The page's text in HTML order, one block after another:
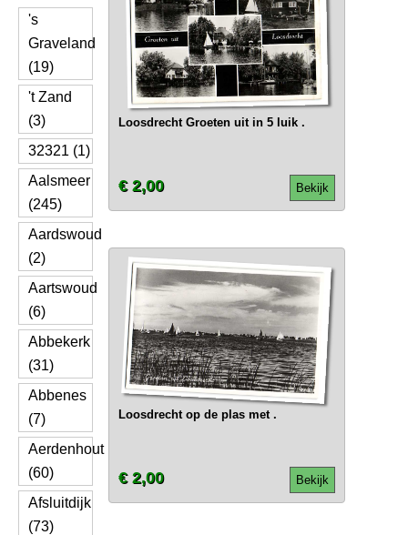
's
Graveland
(19)
't Zand
(3)
32321 (1)
Aalsmeer
(245)
Aardswoud
(2)
Aartswoud
(6)
Abbekerk
(31)
Abbenes
(7)
Aerdenhout
(60)
Afsluitdijk
(73)
Loosdrecht Groeten uit in 5 luik .
Bekijk
€ 2,00
Loosdrecht op de plas met .
Bekijk
€ 2,00